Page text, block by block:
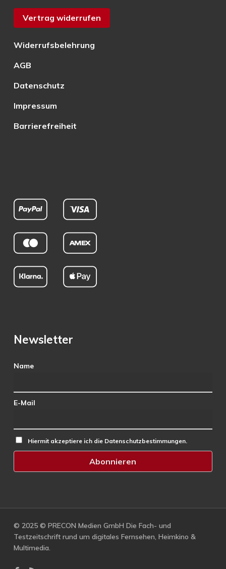
Vertrag widerrufen
Widerrufsbelehrung
AGB
Datenschutz
Impressum
Barrierefreiheit
Newsletter
Name
E-Mail
Hiermit akzeptiere ich die Datenschutzbestimmungen.
© 2025 © PRECON Medien GmbH Die Fach- und
Testzeitschrift rund um digitales Fernsehen, Heimkino &
Multimedia.